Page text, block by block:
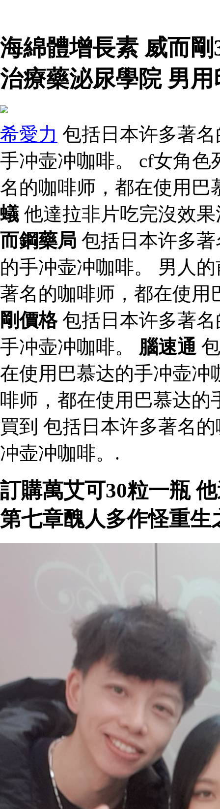
海綿體增長素 威而
治療藥泌尿學院 男
希愛力 包括日本许多著
手冲壶冲咖啡。 cf女角
名的咖啡师，都在使用巴
蟻 他達拉非片吃完沒效
而鋼藥局 包括日本许多
的手冲壶冲咖啡。 男人
著名的咖啡师，都在使
剛價格包括日本许多著
手冲壶冲咖啡。 腦速通
在使用巴慕达的手冲壶冲
啡师，都在使用巴慕达的
買到 包括日本许多著名
冲壶冲咖啡。.
訂購萬艾可30粒一瓶
第七章醜人多作怪重